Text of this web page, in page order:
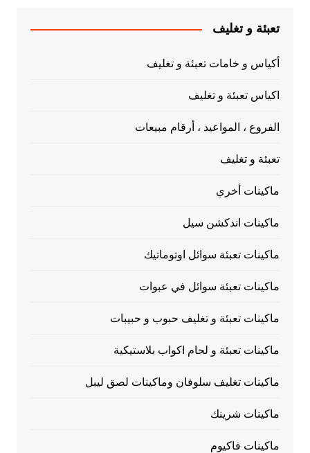
تعبئة و تغليف
أكياس و خامات تعبئة و تغليف
اكياس تعبئة و تغليف
الفروع ، المواعيد ، أرقام مبيعات
تعبئة و تغليف
ماكينات أخري
ماكينات اندكشن سيل
ماكينات تعبئة سوائل اوتوماتيك
ماكينات تعبئة سوائل في عبوات
ماكينات تعبئة و تغليف حبوب و حبيبات
ماكينات تعبئة و لحام اكواب بلاستيكية
ماكينات تغليف سلوفان وماكينات لصق ليبل
ماكينات شرينك
ماكينات فاكيوم